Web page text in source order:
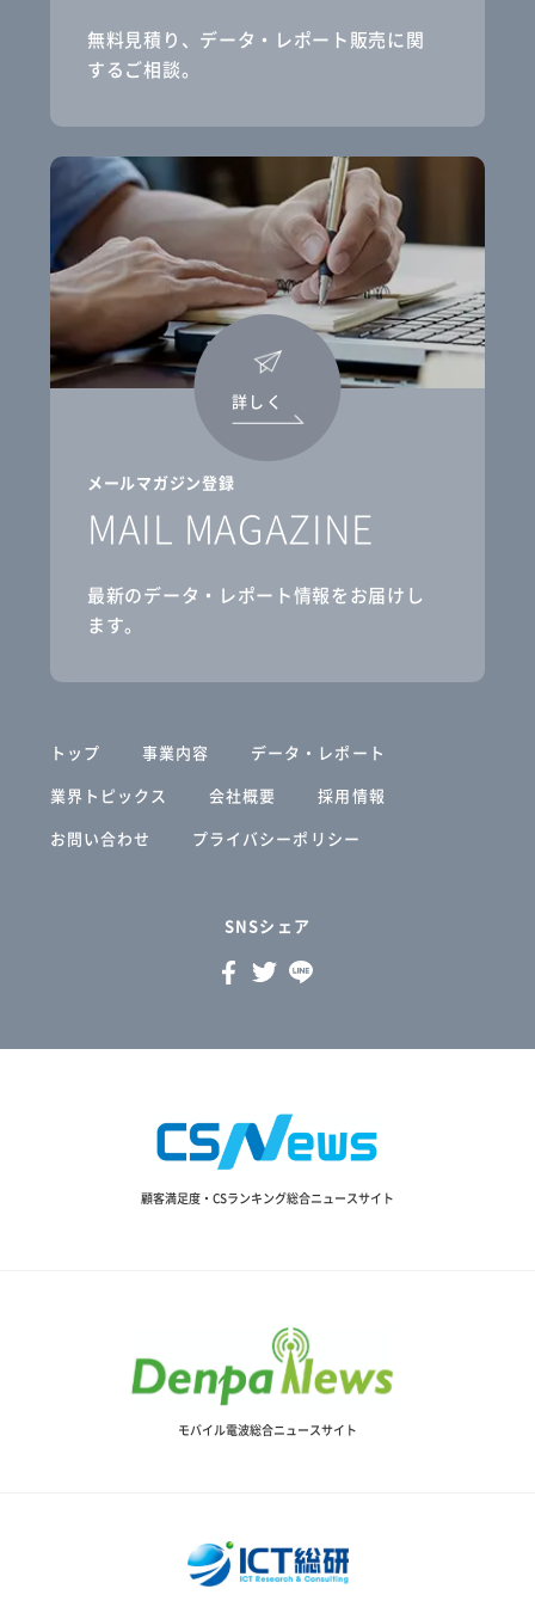
無料見積り、データ・レポート販売に関
するご相談。
メールマガジン登録
MAIL MAGAZINE
最新のデータ・レポート情報をお届けし
ます。
詳しく
トップ 事業内容
データ・レポート
業界トピックス
会社概要
採用情報
お問い合わせ
プライバシーポリシー
SNSシェア
顧客満足度・CSランキング総合ニュースサイト
モバイル電波総合ニュースサイト